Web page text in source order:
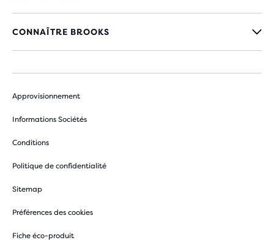
CONNAÎTRE BROOKS
Approvisionnement
Informations Sociétés
Conditions
Politique de confidentialité
Sitemap
Préférences des cookies
Fiche éco-produit